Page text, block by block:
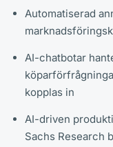
Automatiserad
AI-chatbotar
kopplas in
AI-driven
Sachs Research